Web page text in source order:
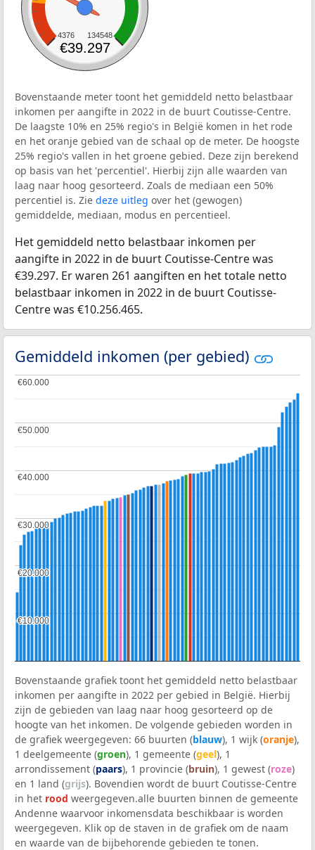
4376 134548
€39.297
Bovenstaande meter toont het gemiddeld netto belastbaar
inkomen per aangifte in 2022 in de buurt Coutisse-Centre.
De laagste 10% en 25% regio's in België komen in het rode
en het oranje gebied van de schaal op de meter. De hoogste
25% regio's vallen in het groene gebied. Deze zijn berekend
op basis van het 'percentiel'. Hierbij zijn alle waarden van
laag naar hoog gesorteerd. Zoals de mediaan een 50%
percentiel is. Zie deze uitleg over het (gewogen)
gemiddelde, mediaan, modus en percentieel.
Het gemiddeld netto belastbaar inkomen per
aangifte in 2022 in de buurt Coutisse-Centre was
€39.297. Er waren 261 aangiften en het totale netto
belastbaar inkomen in 2022 in de buurt Coutisse-
Centre was €10.256.465.
Gemiddeld inkomen (per gebied)
€10.000
€10.000
€20.000
€20.000
€30.000
€30.000
€40.000
€40.000
€50.000
€50.000
€60.000
€60.000
Bovenstaande grafiek toont het gemiddeld netto belastbaar
inkomen per aangifte in 2022 per gebied in België. Hierbij
zijn de gebieden van laag naar hoog gesorteerd op de
hoogte van het inkomen. De volgende gebieden worden in
de grafiek weergegeven: 66 buurten (blauw), 1 wijk (oranje),
1 deelgemeente (groen), 1 gemeente (geel), 1
arrondissement (paars), 1 provincie (bruin), 1 gewest (roze)
en 1 land (grijs). Bovendien wordt de buurt Coutisse-Centre
in het rood weergegeven.alle buurten binnen de gemeente
Andenne waarvoor inkomensdata beschikbaar is worden
weergegeven. Klik op de staven in de grafiek om de naam
en waarde van de bijbehorende gebieden te tonen.